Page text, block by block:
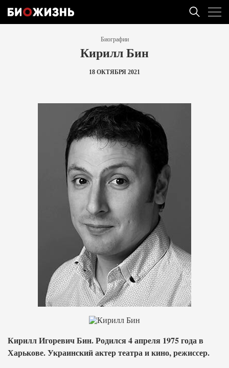
Биографии
Кирилл Бин
18 ОКТЯБРЯ 2021
Кирилл Игоревич Бин. Родился 4 апреля 1975 года в
Харькове. Украинский актер театра и кино, режиссер.